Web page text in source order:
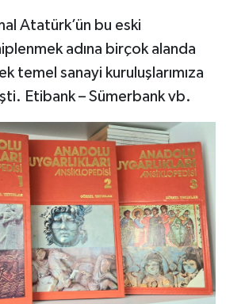
Atatürk’ün bu eski
adına birçok alanda
temel sanayi kuruluşlarımıza
Etibank – Sümerbank vb.